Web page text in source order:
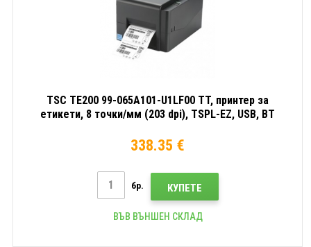
TSC TE200 99-065A101-U1LF00 TT, принтер за
етикети, 8 точки/мм (203 dpi), TSPL-EZ, USB, BT
338.35 €
бр. КУПЕТЕ
ВЪВ ВЪНШЕН СКЛАД